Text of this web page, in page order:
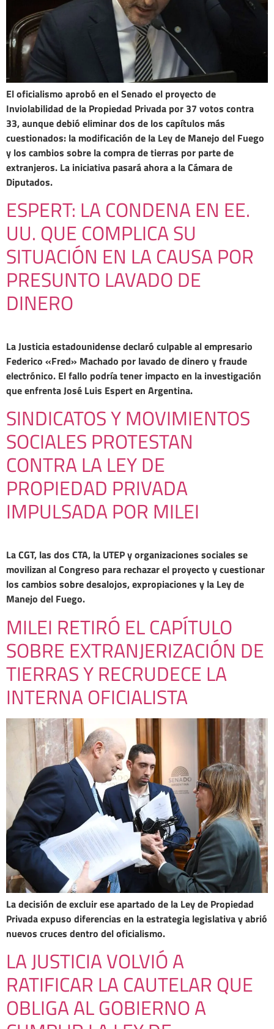
El oficialismo aprobó en el Senado el proyecto de
Inviolabilidad de la Propiedad Privada por 37 votos contra
33, aunque debió eliminar dos de los capítulos más
cuestionados: la modificación de la Ley de Manejo del Fuego
y los cambios sobre la compra de tierras por parte de
extranjeros. La iniciativa pasará ahora a la Cámara de
Diputados.
ESPERT: LA CONDENA EN EE.
UU. QUE COMPLICA SU
SITUACIÓN EN LA CAUSA POR
PRESUNTO LAVADO DE
DINERO
La Justicia estadounidense declaró culpable al empresario
Federico «Fred» Machado por lavado de dinero y fraude
electrónico. El fallo podría tener impacto en la investigación
que enfrenta José Luis Espert en Argentina.
SINDICATOS Y MOVIMIENTOS
SOCIALES PROTESTAN
CONTRA LA LEY DE
PROPIEDAD PRIVADA
IMPULSADA POR MILEI
La CGT, las dos CTA, la UTEP y organizaciones sociales se
movilizan al Congreso para rechazar el proyecto y cuestionar
los cambios sobre desalojos, expropiaciones y la Ley de
Manejo del Fuego.
MILEI RETIRÓ EL CAPÍTULO
SOBRE EXTRANJERIZACIÓN DE
TIERRAS Y RECRUDECE LA
INTERNA OFICIALISTA
La decisión de excluir ese apartado de la Ley de Propiedad
Privada expuso diferencias en la estrategia legislativa y abrió
nuevos cruces dentro del oficialismo.
LA JUSTICIA VOLVIÓ A
RATIFICAR LA CAUTELAR QUE
OBLIGA AL GOBIERNO A